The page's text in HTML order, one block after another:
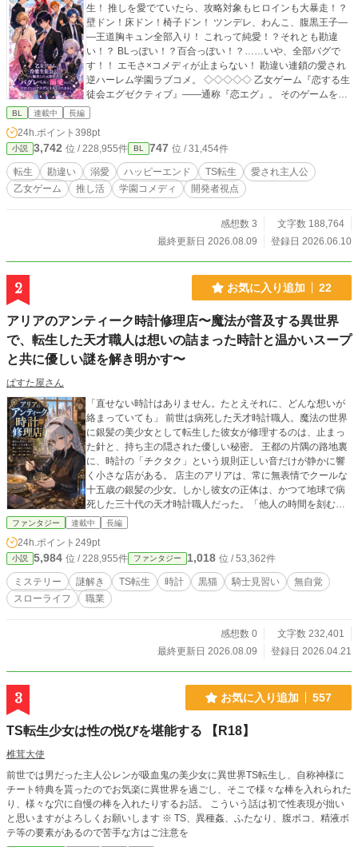
生！ 推しを愛でていたら、攻略対象もヒロインも大暴走！？
壁ドン！床ドン！椅子ドン！ ツンデレ、わんこ、腹黒王子―
―王道胸キュン全部入り！ これって純愛！？それとも勘違
い！？ BLっぽい！？百合っぽい！？……いや、全部バグで
す！！ エモさ×コメディが止まらない！ 勘違い連鎖の愛され
逆ハーレム学園ラブコメ。 ◇◇◇◇◇ 乙女ゲーム『恋する生
徒会エグゼクティブ』――通称『恋エグ』。 そのゲームを誰
よりも愛し、開発に人生を捧げた元ゲームクリエイターの私
た！ しかも転生したのは、ヒロインでもモブでもない。攻略
対象にして学園を支配する冷徹無比の生徒会長・如月玲《き
さらぎれい》。 しかし、中身は推しを愛してやまない限界オ
タクの元開発者〈女〉。 推したちを褒めて、愛でて、全力で
推し活していたら、なぜか攻略対象全員の好感度が急上昇！
したいだけなのに、気づけば攻略対象全員からバグレベルの
溺愛を向けられる！？ 無自覚たらしな元開発者が巻き起こ
BL 連載中 長編
24h.ポイント 398pt
小説 3,742 位 / 228,955件 BL 747 位 / 31,454件
転生 勘違い 溺愛 ハッピーエンド TS転生
愛され主人公
乙女ゲーム
推し活 学園コメディ 開発者視点
感想数 3
文字数 188,764
最終更新日 2026.08.09
登録日 2026.06.10
2 お気に入り追加 22
アリアのアンティーク時計修理店〜魔法が普及する異世界
で、転生した天才職人は想いの詰まった時計と温かいスープ
と共に優しい謎を解き明かす〜
ぱすた屋さん
「直せない時計はありません。たとえそれに、どんな想いが
絡まっていても」 前世は病死した天才時計職人。魔法の世界
に銀髪の美少女として転生した彼女が修理するのは、止まっ
た針と、持ち主の隠された優しい秘密。 王都の片隅の路地裏
に、時計の「チクタク」という規則正しい音だけが静かに響
く小さな店がある。 店主のアリアは、常に無表情でクールな
十五歳の銀髪の少女。しかし彼女の正体は、かつて地球で病
死した三十代の天才時計職人だった。「他人の時間を刻む道
具」に対して異常なまでの誠実さを持つ彼女は、魔法が存在
ローライフを送っている。 相棒は、魔法と歴史の知識チート
を持つ、お爺ちゃん口調の喋る黒猫・シルク。 そして一番の
常連客は、食事を忘れがちなアリアに温かい手作りスープを
差し入れにやってくる、大型犬のように真っ直ぐでお節介な
騎士見習いの青年・ケリー。 雨の日だけ遅れる懐中時計、特
のオルゴール……。 ケリーが持ち込んでくる奇妙な時計の謎
を、アリアは卓越した物理法則の知識と職人の勘で、シルク
不器用な少女と、彼女を放っておけない温かい人々が織りな
す、路地裏の日常ミステリー。 ――王都の空に響く、どこか
音色」を取り戻すその日まで、アリアの店は今日も静かに時
ファンタジー 連載中 長編
24h.ポイント 249pt
小説 5,984 位 / 228,955件 ファンタジー 1,018 位 / 53,362件
ミステリー 謎解き TS転生 時計 黒猫 騎士見習い
無自覚
スローライフ
職業
感想数 0
文字数 232,401
最終更新日 2026.08.09
登録日 2026.04.21
3 お気に入り追加 557
TS転生少女は性の悦びを堪能する 【R18】
椎茸大使
前世では男だった主人公レンが吸血鬼の美少女に異世界TS転生し、自称神様に
チート特典を貰ったのでお気楽に異世界を過ごし、そこで様々な棒を入れられた
り、様々な穴に自慢の棒を入れたりするお話。 こういう話は初で性表現が拙い
と思いますがよろしくお願いします ※ TS、異種姦、ふたなり、腹ボコ、精液ボ
テ等の要素があるので苦手な方はご注意を